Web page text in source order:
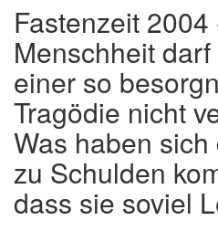
Fastenzeit 2004
Menschheit
einer so
Tragödie nicht
Was haben
zu Schulden
dass sie soviel